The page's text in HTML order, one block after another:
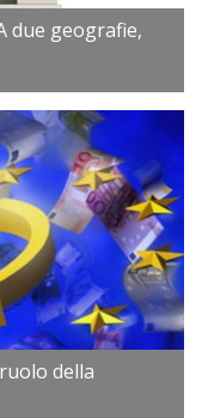
due geografie,
della